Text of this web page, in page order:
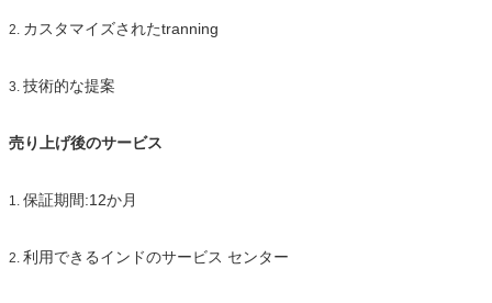
2. カスタマイズされたtranning
3. 技術的な提案
売り上げ後のサービス
1. 保証期間:12か月
2. 利用できるインドのサービス センター